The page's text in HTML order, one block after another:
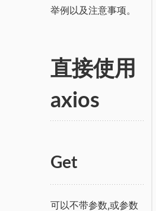
举例以及注意事项。
直接使用
axios
Get
可以不带参数,或参数